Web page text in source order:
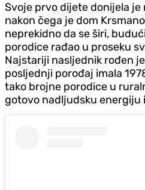
Svoje prvo dijete donijela je
nakon čega je dom
neprekidno da se širi,
porodice rađao u proseku
Najstariji nasljednik rođen
posljednji porođaj imala
tako brojne porodice u
gotovo nadljudsku energiju